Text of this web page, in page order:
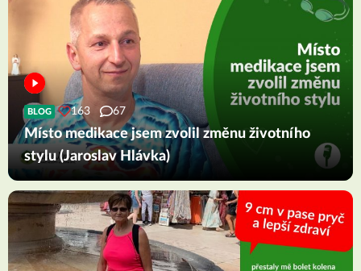
BLOG 163 67
Místo medikace jsem zvolil změnu životního
stylu (Jaroslav Hlávka)